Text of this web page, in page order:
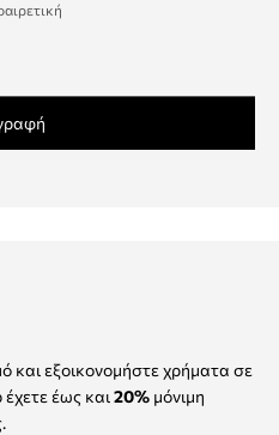
και εξοικονομήστε χρήματα σε
έως και 20% μόνιμη